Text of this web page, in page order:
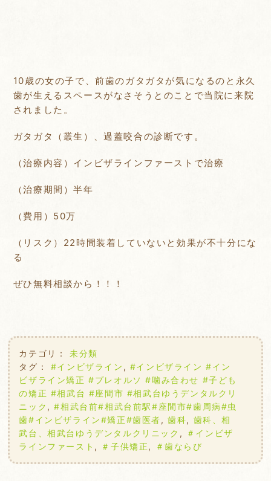
10歳の女の子で、前歯のガタガタが気になるのと永久
歯が生えるスペースがなさそうとのことで当院に来院
されました。
ガタガタ（叢生）、過蓋咬合の診断です。
（治療内容）インビザラインファーストで治療
（治療期間）半年
（費用）50万
（リスク）22時間装着していないと効果が不十分にな
る
ぜひ無料相談から！！！
カテゴリ：未分類
タグ： #インビザライン , #インビザライン #イン
ビザライン矯正 #プレオルソ #噛み合わせ #子ども
の矯正 #相武台 #座間市 #相武台ゆうデンタルクリ
ニック ,#相武台前#相武台前駅#座間市#歯周病#虫
歯#インビザライン#矯正#歯医者,歯科, 歯科、相
武台、相武台ゆうデンタルクリニック ,
＃インビザ
ラインファースト , ＃子供矯正, ＃歯ならび